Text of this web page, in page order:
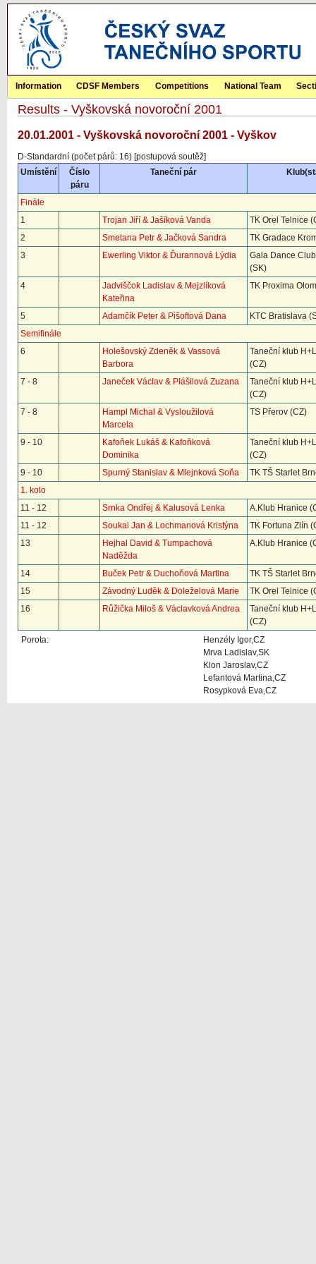
Information CDSF Members Competitions National Team
Results - Vyškovská novoroční 2001
20.01.2001 - Vyškovská novoroční 2001 - Vyškov
D-Standardní (počet párů: 16) [postupová soutěž]
Umístění
Číslo
páru
Taneční pár
Finále
1
Trojan Jiří & Jašíková Vanda
TK Orel Telnice
2
Smetana Petr & Jačková Sandra
TK Gradace
3
Ewerling Viktor & Ďurannová Lýdia
Gala Dance
(SK)
4
Jadviščok Ladislav & Mejzlíková
Kateřina
TK Proxima
5 Adamčík Peter & Pišoftová Dana
KTC Bratislava
Semifinále
6
Holešovský Zdeněk & Vassová
Barbora
Taneční klub
(CZ)
7 - 8
Janeček Václav & Plášilová Zuzana
Taneční klub
(CZ)
7 - 8
Hampl Michal & Vysloužilová
Marcela
TS Přerov (CZ)
9 - 10
Kafoňek Lukáš & Kafoňková
Dominika
Taneční klub
(CZ)
9 - 10
Spurný Stanislav & Mlejnková Soňa
TK TŠ Starlet
1. kolo
11 - 12
Srnka Ondřej & Kalusová Lenka
A.Klub Hranice
11 - 12
Soukal Jan & Lochmanová Kristýna
TK Fortuna Zlín
13
Hejhal David & Tumpachová
Naděžda
A.Klub Hranice
14 Buček Petr & Duchoňová Martina
TK TŠ Starlet
15
Závodný Luděk & Doleželová Marie
TK Orel Telnice
16
Růžička Miloš & Václavková Andrea
Taneční klub
(CZ)
Porota:
Henzély Igor,CZ
Mrva Ladislav,SK
Klon Jaroslav,CZ
Lefantová Martina,CZ
Rosypková Eva,CZ